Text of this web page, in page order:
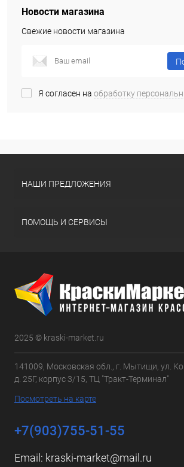
Новости магазина
Свежие новости магазина
Я согласен на обработку
НАШИ ПРЕДЛОЖЕНИЯ
ПОМОЩЬ И СЕРВИСЫ
2025 © kraski-market.ru
141009, Московская обл., г. Мытищи, ул.
д. 25Г, корпус 3/15, ТЦ "Тракт-Терминал"
Посмотреть на карте
+7(903)755-51-55
Email: kraski-market@mail.ru